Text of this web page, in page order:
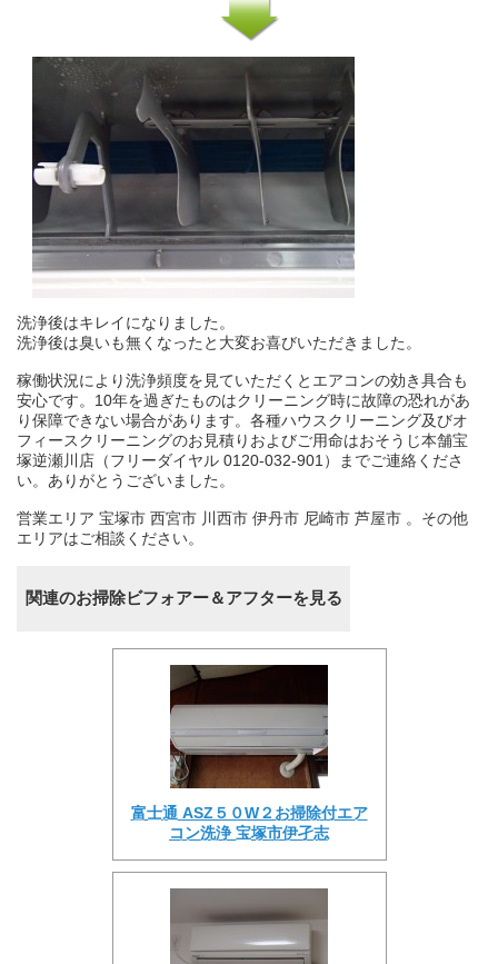
洗浄後はキレイになりました。
洗浄後は臭いも無くなったと大変お喜びいただきました。
稼働状況により洗浄頻度を見ていただくとエアコンの効き具合も
安心です。10年を過ぎたものはクリーニング時に故障の恐れがあ
り保障できない場合があります。各種ハウスクリーニング及びオ
フィースクリーニングのお見積りおよびご用命はおそうじ本舗宝
塚逆瀬川店（フリーダイヤル 0120-032-901）までご連絡くださ
い。ありがとうございました。
営業エリア 宝塚市 西宮市 川西市 伊丹市 尼崎市 芦屋市 。その他
エリアはご相談ください。
関連のお掃除ビフォアー＆アフターを見る
富士通 ASZ５０W２お掃除付エア
コン洗浄 宝塚市伊孑志